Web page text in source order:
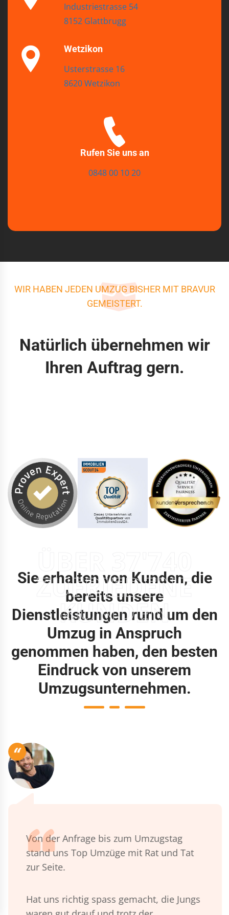
Industriestrasse 54
8152 Glattbrugg
Wetzikon
Usterstrasse 16
8620 Wetzikon
Rufen Sie uns an
0848 00 10 20
WIR HABEN JEDEN UMZUG BISHER MIT BRAVUR
GEMEISTERT.
Natürlich übernehmen wir
Ihren Auftrag gern.
ZUFRIEDENE
KUNDEN
Sie erhalten von Kunden, die
bereits unsere
Dienstleistungen rund um den
Umzug in Anspruch
genommen haben, den besten
Eindruck von unserem
Umzugsunternehmen.
“
Von der Anfrage bis zum Umzugstag
stand uns Top Umzüge mit Rat und Tat
zur Seite.
Hat uns richtig spass gemacht, die Jungs